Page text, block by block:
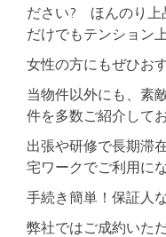
ださい? ほんのり上
だけでもテンション
女性の方にもぜひお
当物件以外にも、素
件を多数ご紹介して
出張や研修で長期滞
宅ワークでご利用に
手続き簡単！保証人
弊社ではご成約いた